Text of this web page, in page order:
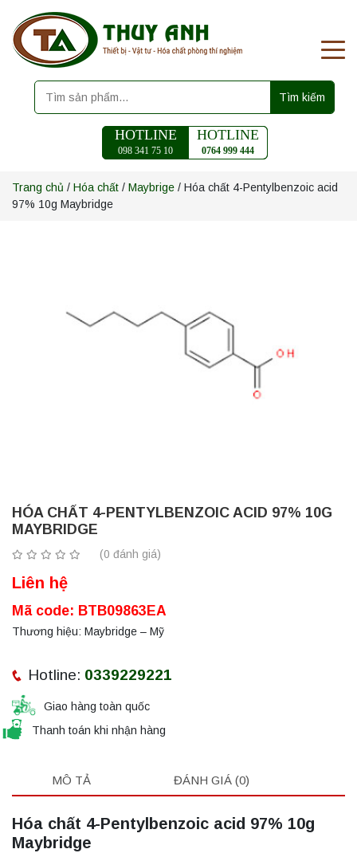
Tìm kiếm
HOTLINE
098 341 75 10
HOTLINE
0764 999 444
Trang chủ / Hóa chất / Maybrige / Hóa chất 4-Pentylbenzoic acid
97% 10g Maybridge
HÓA CHẤT 4-PENTYLBENZOIC ACID 97% 10G
MAYBRIDGE
(0 đánh giá)
Liên hệ
Mã code: BTB09863EA
Thương hiệu: Maybridge – Mỹ
Hotline: 0339229221
Giao hàng toàn quốc
Thanh toán khi nhận hàng
MÔ TẢ ĐÁNH GIÁ (0)
Hóa chất 4-Pentylbenzoic acid 97% 10g
Maybridge